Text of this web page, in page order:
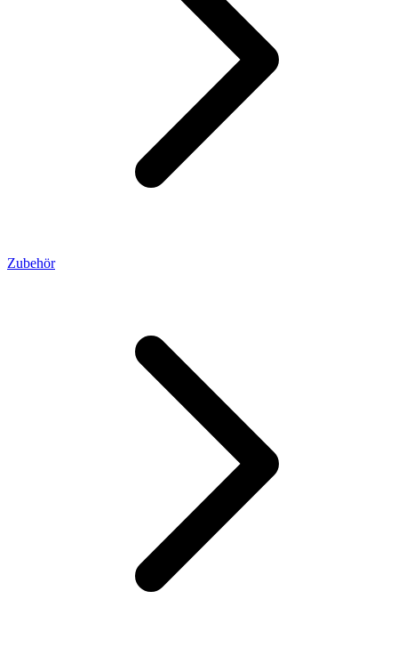
Zubehör